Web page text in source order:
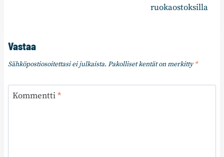
ruokaostoksilla
Vastaa
Sähköpostiosoitettasi ei julkaista. Pakolliset kentät on merkitty*
Kommentti*